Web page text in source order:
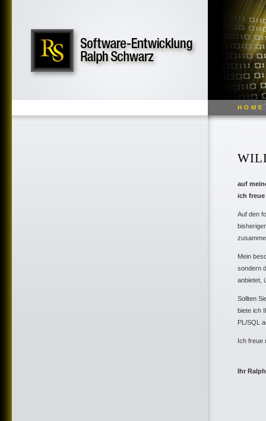
HOME
auf
ich
Auf den
Mein
sondern
anbietet,
Sollten
biete ich
PL/SQL
Ich freue
Ihr